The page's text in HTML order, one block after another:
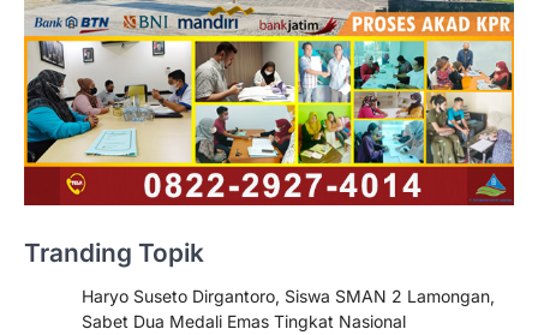
Tranding Topik
Haryo Suseto Dirgantoro, Siswa SMAN 2 Lamongan,
Sabet Dua Medali Emas Tingkat Nasional